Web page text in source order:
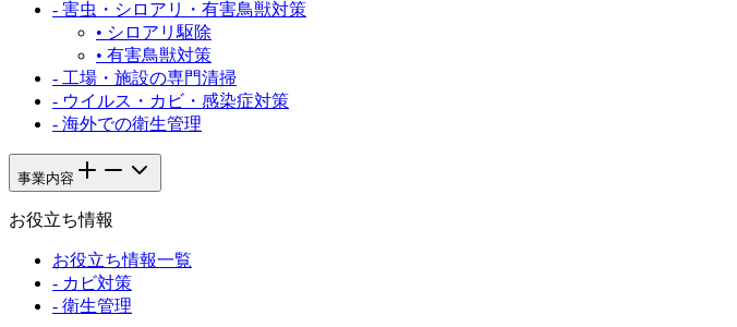
- 害虫・シロアリ・有害鳥獣対策
• シロアリ駆除
• 有害鳥獣対策
- 工場・施設の専門清掃
- ウイルス・カビ・感染症対策
- 海外での衛生管理
事業内容
お役立ち情報
お役立ち情報一覧
- カビ対策
- 衛生管理